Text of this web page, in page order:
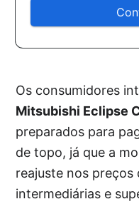
Os consumidores
Mitsubishi Eclipse
preparados para
de topo, já que a
reajuste nos
intermediárias e